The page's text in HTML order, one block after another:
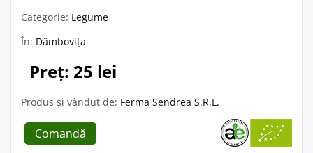
Categorie: Legume
În: Dâmbovița
Preț: 25 lei
Produs și vândut de: Ferma Sendrea S.R.L.
Comandă